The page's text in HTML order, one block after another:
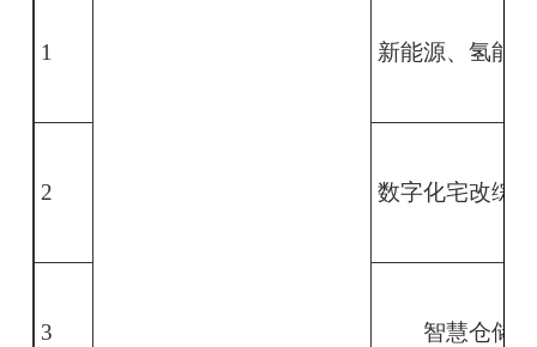
1 新能源、氢能
2 数字化宅改综
3 智慧仓储